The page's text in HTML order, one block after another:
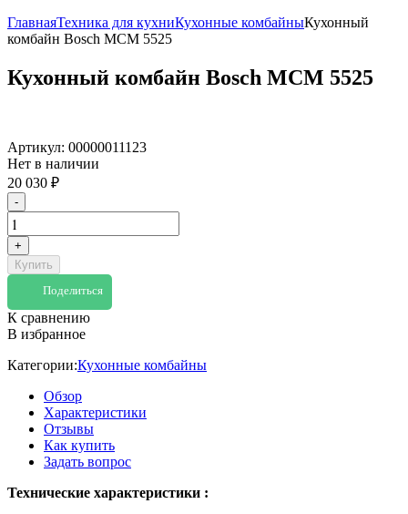
ГлавнаяТехника для кухниКухонные комбайныКухонный
комбайн Bosch MCM 5525
Кухонный комбайн Bosch MCM 5525
Артикул: 00000011123
Нет в наличии
20 030 ₽
-
+
Купить
Поделиться
К сравнению
В избранное
Категории:Кухонные комбайны
Обзор
Характеристики
Отзывы
Как купить
Задать вопрос
Технические характеристики :